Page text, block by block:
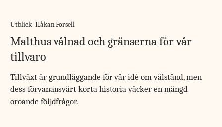
Utblick Håkan Forsell
Malthus vålnad och gränserna för vår
tillvaro
Tillväxt är grundläggande för vår idé om välstånd, men
dess förvånansvärt korta historia väcker en mängd
oroande följdfrågor.